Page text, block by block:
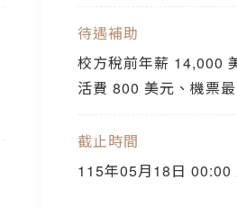
待遇補助
校方稅前年薪 14,000
活費 800 美元、機票
截止時間
115年05月18日 00:00